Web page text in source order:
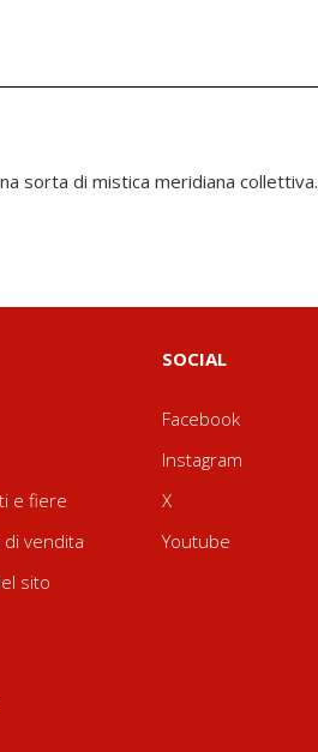
sorta di mistica meridiana collettiva.
e fiere
di vendita
sito
SOCIAL
Facebook
Instagram
X
Youtube